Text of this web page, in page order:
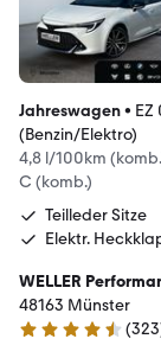
Jahreswagen•
(Benzin/Elektro)
4,8 l/100km
C (komb.)
Teilleder Sitze
Elektr.
WELLER
48163 Münster
4.3 Sterne
(323